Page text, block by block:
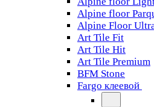
Alpine floor
Alpine Floor
Art Tile Fit
Art Tile Hit
Art Tile Premium
BFM Stone
Fargo клеевой